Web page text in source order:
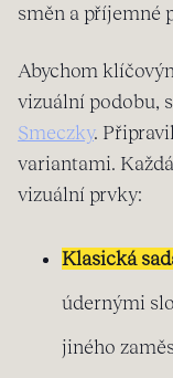
směn a příjemné
Abychom
vizuální podobu,
Smeczky.
variantami.
vizuální prvky:
Klasická
údernými
jiného